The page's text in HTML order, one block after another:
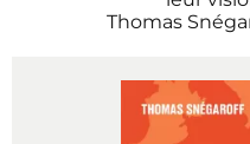
Thomas